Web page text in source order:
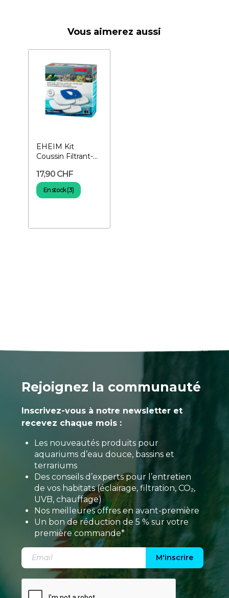
Vous aimerez aussi
EHEIM Kit
Coussin Filtrant-
Professionnel...
17,90 CHF
En stock (3)
Rejoignez la communauté
Inscrivez-vous à notre newsletter et
recevez chaque mois :
Les nouveautés produits pour
aquariums d’eau douce, bassins et
terrariums
Des conseils d’experts pour l’entretien
de vos habitats (éclairage, filtration, CO₂,
UVB, chauffage)
Nos meilleures offres en avant-première
Un bon de réduction de 5 % sur votre
première commande*
M'inscrire